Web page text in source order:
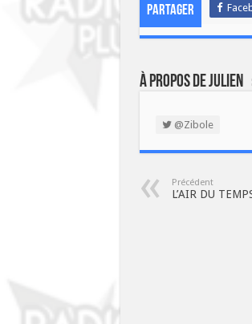
Partager
À propos de Julien
@Zibole
Précédent
L’AIR DU